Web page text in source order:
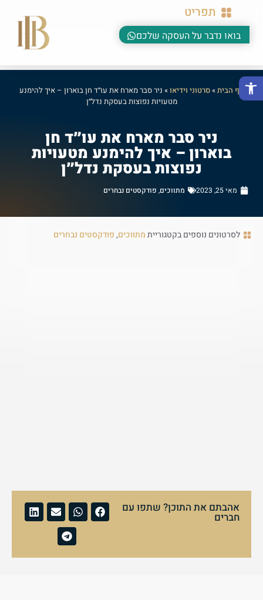
פתח סרגל נגישות
תפריט
בואו נדבר על העסקה שלכם
דף הבית»סרטוני וידיאו» ניר סבר מארח את עו״ד חן בוארון – איך להימנע
מטעויות נפוצות בעסקת נדל״ן
ניר סבר מארח את עו״ד חן
בוארון – איך להימנע מטעויות
נפוצות בעסקת נדל״ן
מאי 25, 2023 מתווכים, פודקסטים נבחרים
לסרטונים נוספים בקטגורייתמתווכים,פודקסטים נבחרים
אהבתם את התוכן? שתפו עם
חברים